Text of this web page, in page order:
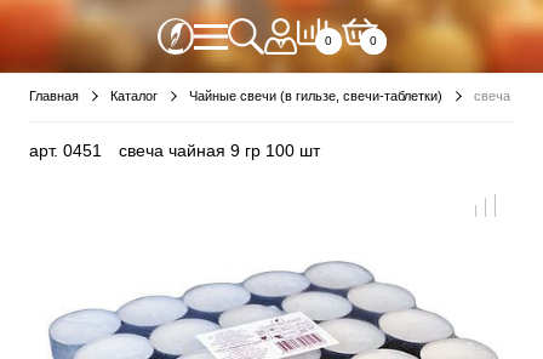
0 0
Главная Каталог Чайные свечи (в гильзе, свечи-таблетки) свеча
арт.0451 свеча чайная 9 гр 100 шт